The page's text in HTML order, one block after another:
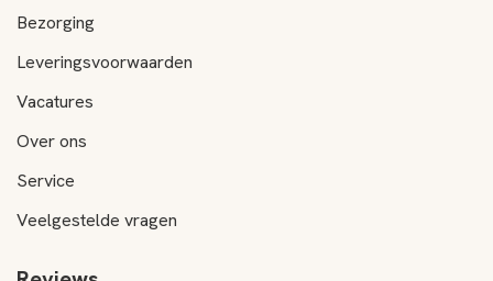
Bezorging
Leveringsvoorwaarden
Vacatures
Over ons
Service
Veelgestelde vragen